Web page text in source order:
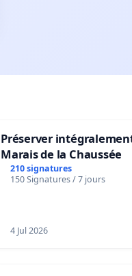
Préserver
Marais de la Chaussée
210 signatures
150 Signatures / 7 jours
4 Jul 2026